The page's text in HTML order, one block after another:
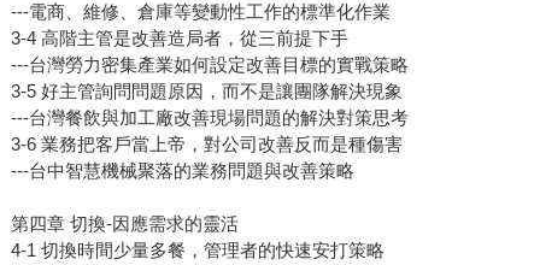
---電商、維修、倉庫等變動性工作的標準化作業
3-4 高階主管是改善造局者，從三前提下手
---台灣勞力密集產業如何設定改善目標的實戰策略
3-5 好主管詢問問題原因，而不是讓團隊解決現象
---台灣餐飲與加工廠改善現場問題的解決對策思考
3-6 業務把客戶當上帝，對公司改善反而是種傷害
---台中智慧機械聚落的業務問題與改善策略
第四章 切換-因應需求的靈活
4-1 切換時間少量多餐，管理者的快速安打策略